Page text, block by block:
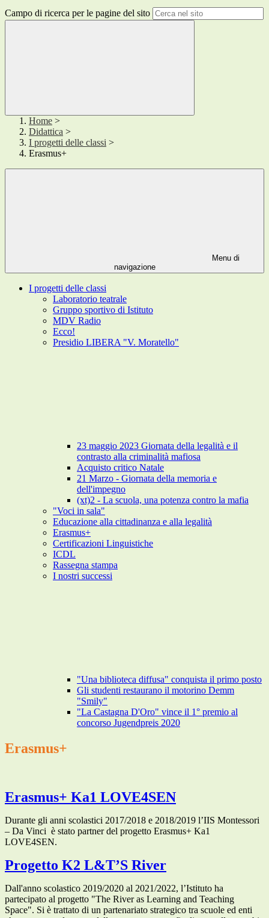
Campo di ricerca per le pagine del sito
Home >
Didattica >
I progetti delle classi >
Erasmus+
Menu di
navigazione
I progetti delle classi
Laboratorio teatrale
Gruppo sportivo di Istituto
MDV Radio
Ecco!
Presidio LIBERA "V. Moratello"
23 maggio 2023 Giornata della legalità e il
contrasto alla criminalità mafiosa
Acquisto critico Natale
21 Marzo - Giornata della memoria e
dell'impegno
(xt)2 - La scuola, una potenza contro la mafia
"Voci in sala"
Educazione alla cittadinanza e alla legalità
Erasmus+
Certificazioni Linguistiche
ICDL
Rassegna stampa
I nostri successi
"Una biblioteca diffusa" conquista il primo posto
Gli studenti restaurano il motorino Demm
"Smily"
"La Castagna D'Oro" vince il 1° premio al
concorso Jugendpreis 2020
Erasmus+
Erasmus+ Ka1 LOVE4SEN
Durante gli anni scolastici 2017/2018 e 2018/2019 l’IIS Montessori
– Da Vinci è stato partner del progetto Erasmus+ Ka1
LOVE4SEN.
Progetto K2 L&T’S River
Dall'anno scolastico 2019/2020 al 2021/2022, l’Istituto ha
partecipato al progetto "The River as Learning and Teaching
Space". Si è trattato di un partenariato strategico tra scuole ed enti